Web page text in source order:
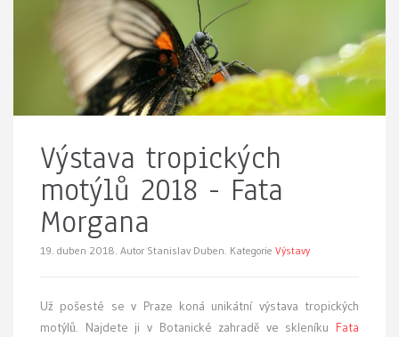
Výstava tropických
motýlů 2018 - Fata
Morgana
19. duben 2018. Autor Stanislav Duben. Kategorie Výstavy
Už pošesté se v Praze koná unikátní výstava tropických
motýlů. Najdete ji v Botanické zahradě ve skleníku Fata